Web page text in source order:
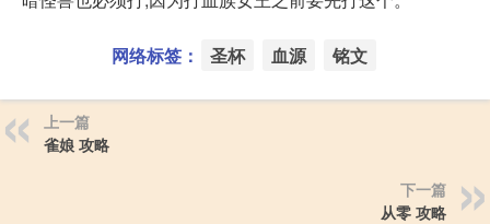
网络标签： 圣杯 血源 铭文
上一篇
雀娘 攻略
下一篇
从零 攻略